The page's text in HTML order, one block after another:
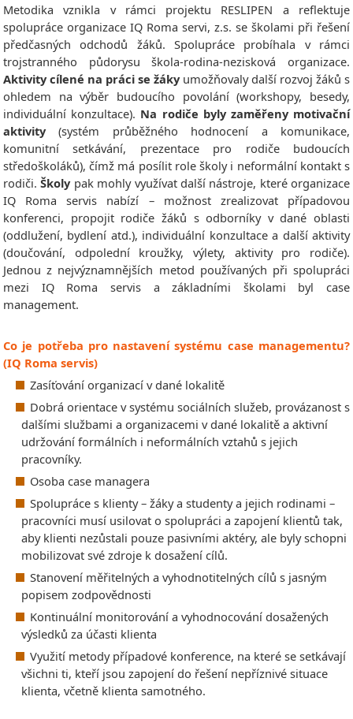
Metodika vznikla v rámci projektu RESLIPEN a reflektuje
spolupráce organizace IQ Roma servi, z.s. se školami při řešení
předčasných odchodů žáků. Spolupráce probíhala v rámci
trojstranného půdorysu škola-rodina-nezisková organizace.
Aktivity cílené na práci se žákyumožňovaly další rozvoj žáků s
ohledem na výběr budoucího povolání (workshopy, besedy,
individuální konzultace). Na rodiče byly zaměřeny motivační
aktivity(systém průběžného hodnocení a komunikace,
komunitní setkávání, prezentace pro rodiče budoucích
středoškoláků), čímž má posílit role školy i neformální kontakt s
rodiči.Školy pak mohly využívat další nástroje, které organizace
IQ Roma servis nabízí – možnost zrealizovat případovou
konferenci, propojit rodiče žáků s odborníky v dané oblasti
(oddlužení, bydlení atd.), individuální konzultace a další aktivity
(doučování, odpolední kroužky, výlety, aktivity pro rodiče).
Jednou z nejvýznamnějších metod používaných při spolupráci
mezi IQ Roma servis a základními školami byl case
management.
Co je potřeba pro nastavení systému case managementu?
(IQ Roma servis)
Zasíťování organizací v dané lokalitě
Dobrá orientace v systému sociálních služeb, provázanost s
dalšími službami a organizacemi v dané lokalitě a aktivní
udržování formálních i neformálních vztahů s jejich
pracovníky.
Osoba case managera
Spolupráce s klienty – žáky a studenty a jejich rodinami –
pracovníci musí usilovat o spolupráci a zapojení klientů tak,
aby klienti nezůstali pouze pasivními aktéry, ale byly schopni
mobilizovat své zdroje k dosažení cílů.
Stanovení měřitelných a vyhodnotitelných cílů s jasným
popisem zodpovědnosti
Kontinuální monitorování a vyhodnocování dosažených
výsledků za účasti klienta
Využití metody případové konference, na které se setkávají
všichni ti, kteří jsou zapojení do řešení nepříznivé situace
klienta, včetně klienta samotného.